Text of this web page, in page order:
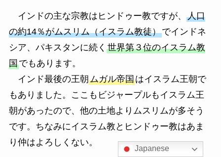
インドの主な宗教はヒンドゥー教ですが、 人口
の約14％がムスリム（イスラム教徒）でインドネ
シア、パキスタンに続く 世界第３位のイスラム教
国でもあります。
インド最後の王朝ムガル帝国はイスラム王朝で
もありました。ここもビジャープルもイスラム王
朝があったので、他の土地よりムスリムが多そう
です。ちなみにイスラム教とヒンドゥー教はあま
り仲はよろしくない。
Japanese